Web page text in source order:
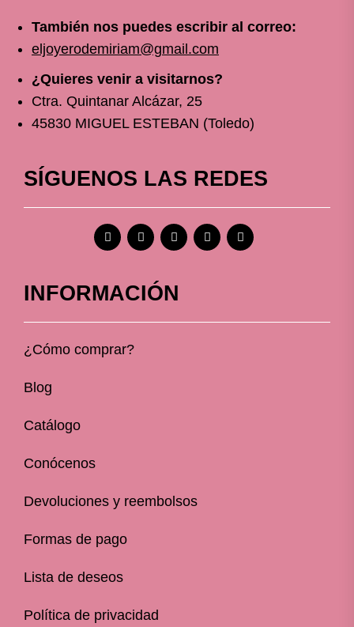
También nos puedes escribir al correo:
eljoyerodemiriam@gmail.com
¿Quieres venir a visitarnos?
Ctra. Quintanar Alcázar, 25
45830 MIGUEL ESTEBAN (Toledo)
SÍGUENOS LAS REDES
INFORMACIÓN
¿Cómo comprar?
Blog
Catálogo
Conócenos
Devoluciones y reembolsos
Formas de pago
Lista de deseos
Política de privacidad